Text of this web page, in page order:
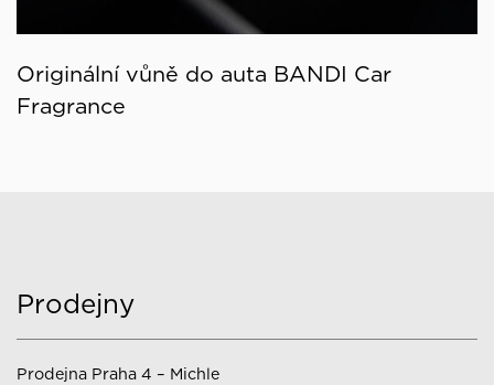
Originální vůně do auta BANDI Car
Fragrance
Prodejny
Prodejna Praha 4 – Michle